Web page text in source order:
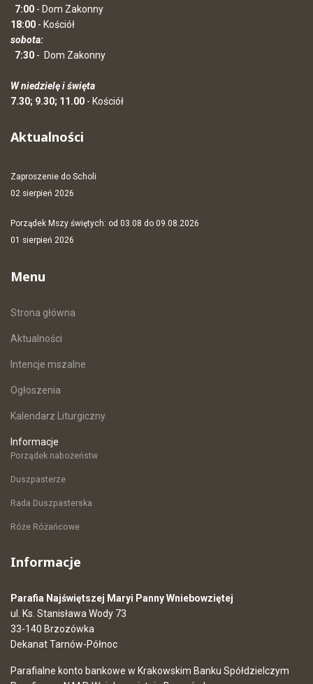
7:00 - Dom Zakonny
18:00 - Kościół
sobota:
7:30 - Dom Zakonny
W niedzielę i święta
7.30; 9.30; 11.00 - Kościół
Aktualności
Zaproszenie do Scholi
02 sierpień 2026
Porządek Mszy świętych: od 03.08 do 09.08.2026
01 sierpień 2026
Menu
Strona główna
Aktualności
Intencje mszalne
Ogłoszenia
Kalendarz Liturgiczny
Informacje
Porządek nabożeństw
Duszpasterze
Rada Duszpasterska
Róże Różańcowe
Informacje
Parafia Najświętszej Maryi Panny Wniebowziętej
ul. Ks. Stanisława Wody 73
33-140 Brzozówka
Dekanat Tarnów-Północ
Parafialne konto bankowe w Krakowskim Banku Spółdzielczym